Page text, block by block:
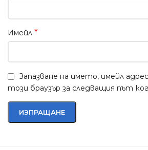
Имейл *
Запазване на името, имейл
този браузър за следващия път